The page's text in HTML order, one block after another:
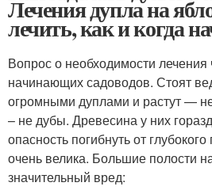
Лечения дупла на
лечить, как и когда
Вопрос о необходимости лечения
начинающих садоводов. Стоят
огромными дуплами и растут —
– не дубы. Древесина у них
опасность погибнуть от
очень велика. Большие полости
значительный вред: